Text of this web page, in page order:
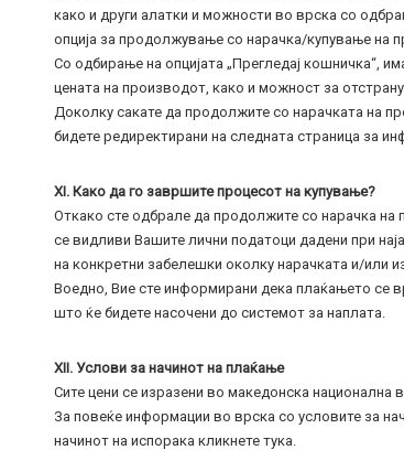
како и други алатки и можности во врска со
опција за продолжување со нарачка/купување на
Со одбирање на опцијата „Прегледај кошничка“,
цената на производот, како и можност за
Доколку сакате да продолжите со нарачката на
бидете редиректирани на следната страница за
XI. Како да го завршите процесот на купување?
Откако сте одбрале да продолжите со нарачка на
се видливи Вашите лични податоци дадени при
на конкретни забелешки околку нарачката и/или
Воедно, Вие сте информирани дека плаќањето се
што ќе бидете насочени до системот за наплата.
XII. Услови за начинот на плаќање
Сите цени се изразени во македонска национална
За повеќе информации во врска со условите за
начинот на испорака кликнете тука.